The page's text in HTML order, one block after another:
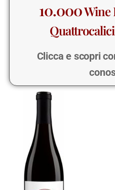
10.000Wine
Clicca e scopri